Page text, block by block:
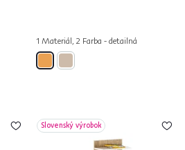
1 Materiál, 2 Farba - detailná
Slovenský výrobok